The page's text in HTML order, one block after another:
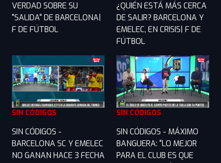
VERDAD SOBRE SU
"SALIDA" DE BARCELONA|
F DE FÚTBOL
¿QUIÉN ESTÁ MÁS CERCA
DE SALIR? BARCELONA Y
EMELEC, EN CRISIS| F DE
FÚTBOL
SIN CÓDIGOS
SIN CÓDIGOS -
BARCELONA SC Y EMELEC
NO GANAN HACE 3 FECHA
SIN CÓDIGOS
SIN CÓDIGOS - MÁXIMO
BANGUERA: "LO MEJOR
PARA EL CLUB ES QUE